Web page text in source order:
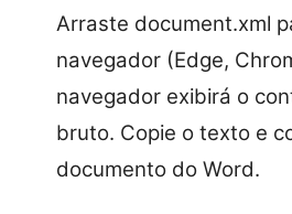
Arraste document.xml
navegador (Edge,
navegador exibirá o
bruto. Copie o texto e
documento do Word.